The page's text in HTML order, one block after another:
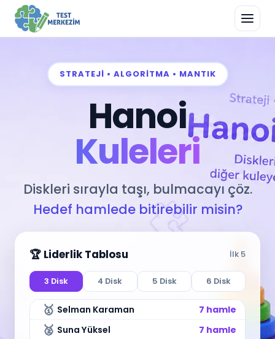
STRATEJİ • ALGORİTMA • MANTIK
Hanoi
Kuleleri
Diskleri sırayla taşı, bulmacayı çöz.
Hedef hamlede bitirebilir misin?
🏆 Liderlik Tablosu İlk 5
3 Disk 4 Disk 5 Disk 6 Disk
🥇 Selman Karaman 7 hamle
🥈 Suna Yüksel 7 hamle